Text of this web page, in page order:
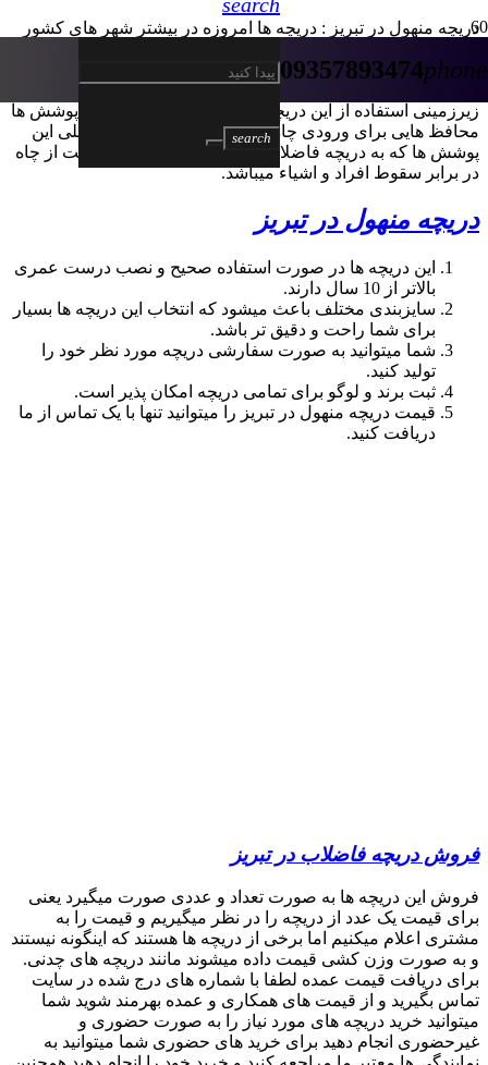
09357893474phone
search
دریچه منهول در تبریز : دریچه ها امروزه در بیشتر شهر های کشور
نیز مشاهده کرد اما چیزی باعث شده که این استفاده از این دریچه تا
این حد زیاد باشد؟ به دلیل پیشرفته تر شدن شهر ها و سیستم های
زیرزمینی استفاده از این دریچه نیز زیاد تر میشود زیرا این پوشش ها
محافظ هایی برای ورودی چاه ها هستند. معمولا کاربرد اصلی این
پوشش ها که به دریچه فاضلاب نیز شناخته میشود محافظت از چاه
در برابر سقوط افراد و اشیاء میباشد.
دریچه منهول در تبریز
این دریچه ها در صورت استفاده صحیح و نصب درست عمری
بالاتر از 10 سال دارند.
سایزبندی مختلف باعث میشود که انتخاب این دریچه ها بسیار
برای شما راحت و دقیق تر باشد.
شما میتوانید به صورت سفارشی دریچه مورد نظر خود را
تولید کنید.
ثبت برند و لوگو برای تمامی دریچه امکان پذیر است.
قیمت دریچه منهول در تبریز را میتوانید تنها با یک تماس از ما
دریافت کنید.
فروش دریچه فاضلاب در تبریز
فروش این دریچه ها به صورت تعداد و عددی صورت میگیرد یعنی
برای قیمت یک عدد از دریچه را در نظر میگیریم و قیمت را به
مشتری اعلام میکنیم اما برخی از دریچه ها هستند که اینگونه نیستند
و به صورت وزن کشی قیمت داده میشوند مانند دریچه های چدنی.
برای دریافت قیمت عمده لطفا با شماره های درج شده در سایت
تماس بگیرید و از قیمت های همکاری و عمده بهرمند شوید شما
میتوانید خرید دریچه های مورد نیاز را به صورت حضوری و
غیرحضوری انجام دهید برای خرید های حضوری شما میتوانید به